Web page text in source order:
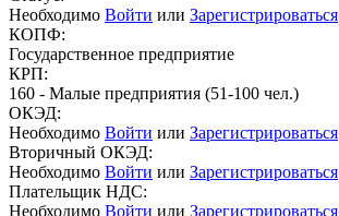
Необходимо Войти или Зарегистрироваться
КОПФ:
Государственное предприятие
КРП:
160 - Малые предприятия (51-100 чел.)
ОКЭД:
Необходимо Войти или Зарегистрироваться
Вторичный ОКЭД:
Необходимо Войти или Зарегистрироваться
Плательщик НДС:
Необходимо Войти или Зарегистрироваться